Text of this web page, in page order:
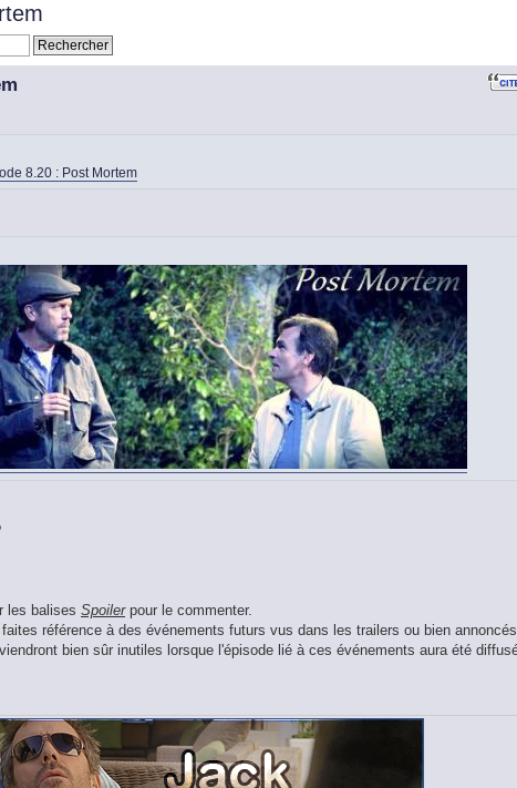
8.20 : Post Mortem
les balises Spoilerpour le commenter.
référence à des événements futurs vus dans les trailers ou bien annoncés
bien sûr inutiles lorsque l'épisode lié à ces événements aura été